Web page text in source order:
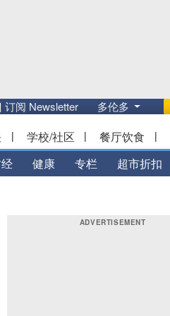
订阅 Newsletter 多伦多
| 学校/社区 | 餐厅饮食 |
健康 专栏 超市折扣